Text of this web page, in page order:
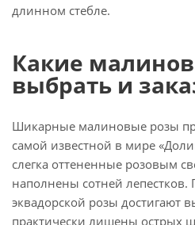
длинном стебле.
Какие
выбрать и
Шикарные малиновые розы
самой известной в мире
слегка оттененные розовым
наполнены сотней лепестков.
эквадорской розы достигают
практически лишены острых